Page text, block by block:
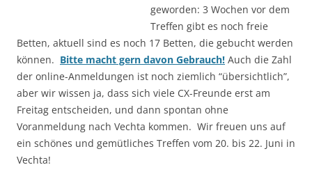
geworden: 3 Wochen vor dem
Treffen gibt es noch freie
Betten, aktuell sind es noch 17 Betten, die gebucht werden
können. Bitte macht gern davon Gebrauch! Auch die Zahl
der online-Anmeldungen ist noch ziemlich “übersichtlich”,
aber wir wissen ja, dass sich viele CX-Freunde erst am
Freitag entscheiden, und dann spontan ohne
Voranmeldung nach Vechta kommen. Wir freuen uns auf
ein schönes und gemütliches Treffen vom 20. bis 22. Juni in
Vechta!